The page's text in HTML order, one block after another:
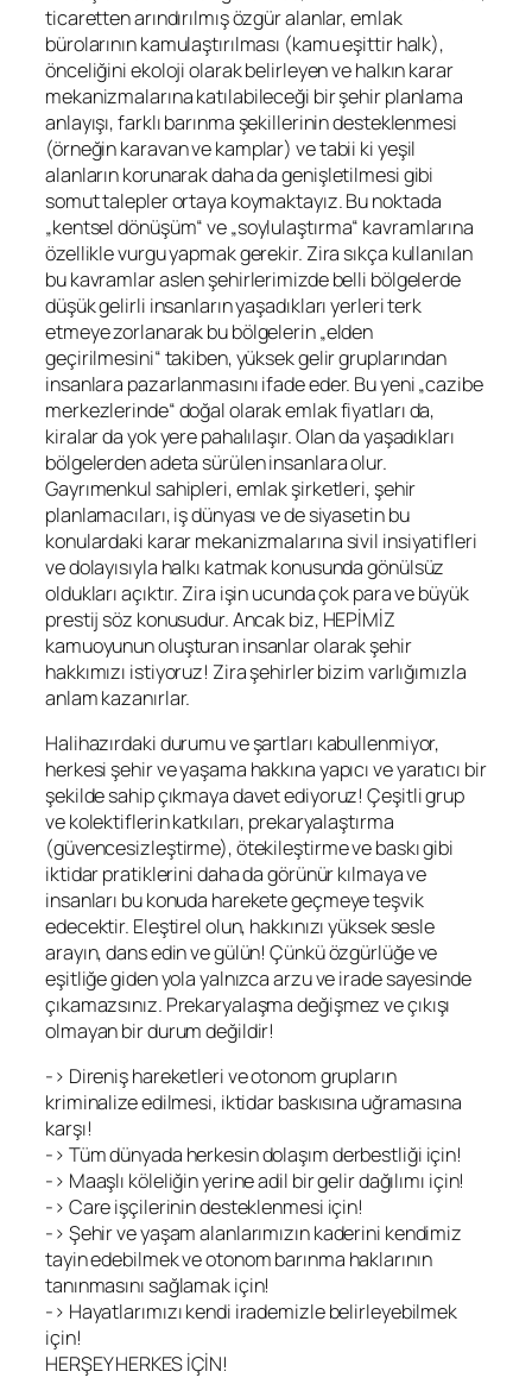
ticaretten arındırılmış özgür alanlar, emlak
bürolarının kamulaştırılması (kamu eşittir halk),
önceliğini ekoloji olarak belirleyen ve halkın karar
mekanizmalarına katılabileceği bir şehir planlama
anlayışı, farklı barınma şekillerinin desteklenmesi
(örneğin karavan ve kamplar) ve tabii ki yeşil
alanların korunarak daha da genişletilmesi gibi
somut talepler ortaya koymaktayız. Bu noktada
„kentsel dönüşüm“ ve „soylulaştırma“ kavramlarına
özellikle vurgu yapmak gerekir. Zira sıkça kullanılan
bu kavramlar aslen şehirlerimizde belli bölgelerde
düşük gelirli insanların yaşadıkları yerleri terk
etmeye zorlanarak bu bölgelerin „elden
geçirilmesini“ takiben, yüksek gelir gruplarından
insanlara pazarlanmasını ifade eder. Bu yeni „cazibe
merkezlerinde“ doğal olarak emlak fiyatları da,
kiralar da yok yere pahalılaşır. Olan da yaşadıkları
bölgelerden adeta sürülen insanlara olur.
Gayrımenkul sahipleri, emlak şirketleri, şehir
planlamacıları, iş dünyası ve de siyasetin bu
konulardaki karar mekanizmalarına sivil insiyatifleri
ve dolayısıyla halkı katmak konusunda gönülsüz
oldukları açıktır. Zira işin ucunda çok para ve büyük
prestij söz konusudur. Ancak biz, HEPİMİZ
kamuoyunun oluşturan insanlar olarak şehir
hakkımızı istiyoruz! Zira şehirler bizim varlığımızla
anlam kazanırlar.
Halihazırdaki durumu ve şartları kabullenmiyor,
herkesi şehir ve yaşama hakkına yapıcı ve yaratıcı bir
şekilde sahip çıkmaya davet ediyoruz! Çeşitli grup
ve kolektiflerin katkıları, prekaryalaştırma
(güvencesizleştirme), ötekileştirme ve baskı gibi
iktidar pratiklerini daha da görünür kılmaya ve
insanları bu konuda harekete geçmeye teşvik
edecektir. Eleştirel olun, hakkınızı yüksek sesle
arayın, dans edin ve gülün! Çünkü özgürlüğe ve
eşitliğe giden yola yalnızca arzu ve irade sayesinde
çıkamazsınız. Prekaryalaşma değişmez ve çıkışı
olmayan bir durum değildir!
-> Direniş hareketleri ve otonom grupların
kriminalize edilmesi, iktidar baskısına uğramasına
karşı!
-> Tüm dünyada herkesin dolaşım derbestliği için!
-> Maaşlı köleliğin yerine adil bir gelir dağılımı için!
-> Care işçilerinin desteklenmesi için!
-> Şehir ve yaşam alanlarımızın kaderini kendimiz
tayin edebilmek ve otonom barınma haklarının
tanınmasını sağlamak için!
-> Hayatlarımızı kendi irademizle belirleyebilmek
için!
HERŞEY HERKES İÇİN!